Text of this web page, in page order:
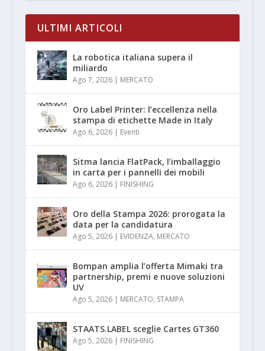
ULTIMI ARTICOLI
La robotica italiana supera il
miliardo
Ago 7, 2026| MERCATO
Oro Label Printer: l’eccellenza nella
stampa di etichette Made in Italy
Ago 6, 2026| Eventi
Sitma lancia FlatPack, l’imballaggio
in carta per i pannelli dei mobili
Ago 6, 2026| FINISHING
Oro della Stampa 2026: prorogata la
data per la candidatura
Ago 5, 2026| EVIDENZA, MERCATO
Bompan amplia l’offerta Mimaki tra
partnership, premi e nuove soluzioni
UV
Ago 5, 2026| MERCATO, STAMPA
STAATS.LABEL sceglie Cartes GT360
Ago 5, 2026| FINISHING